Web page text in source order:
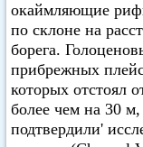
окаймляющие
по склоне на
борега.
прибрежных
которых отстоял
более чем на 30
подтвердили'